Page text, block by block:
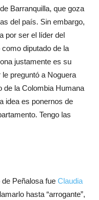
Barranquilla, que goza
del país. Sin embargo,
por ser el líder del
diputado de la
justamente es su
preguntó a Noguera
de la Colombia Humana
idea es ponernos de
Tengo las
Peñalosa fue Claudia
hasta “arrogante”,